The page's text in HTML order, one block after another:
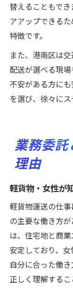
替えることもで
アアップできる
特徴です。
また、港南区は
配送が選べる現
不安がある方に
を選び、徐々に
業務委
理由
軽貨物・女性が
軽貨物運送の仕
の主要な働き方
は、住宅地と商
安定しており、女
自分に合った働
正しく理解するこ